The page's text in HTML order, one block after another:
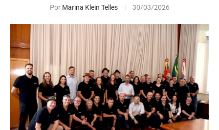
Por Marina Klein Telles 30/03/2026